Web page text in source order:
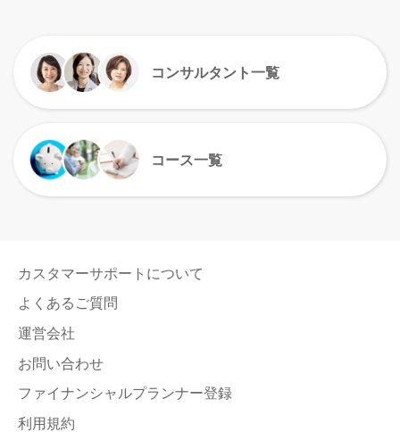
コンサルタント一覧
コース一覧
カスタマーサポートについて
よくあるご質問
運営会社
お問い合わせ
ファイナンシャルプランナー登録
利用規約